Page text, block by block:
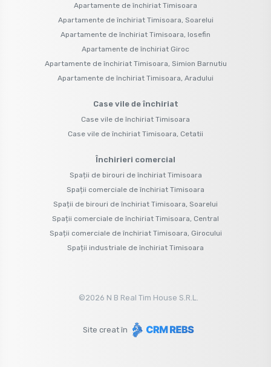
Apartamente de închiriat Timisoara
Apartamente de închiriat Timisoara, Soarelui
Apartamente de închiriat Timisoara, Iosefin
Apartamente de închiriat Giroc
Apartamente de închiriat Timisoara, Simion Barnutiu
Apartamente de închiriat Timisoara, Aradului
Case vile de închiriat
Case vile de închiriat Timisoara
Case vile de închiriat Timisoara, Cetatii
Închirieri comercial
Spații de birouri de închiriat Timisoara
Spații comerciale de închiriat Timisoara
Spații de birouri de închiriat Timisoara, Soarelui
Spații comerciale de închiriat Timisoara, Central
Spații comerciale de închiriat Timisoara, Girocului
Spații industriale de închiriat Timisoara
©2026 N B Real Tim House S.R.L.
Site creat în